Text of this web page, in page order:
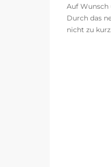
Auf Wunsch
Durch das
nicht zu kurz.